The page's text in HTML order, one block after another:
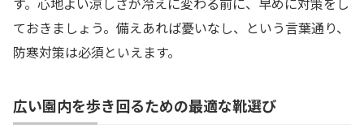
ておきましょう。備えあれば憂いなし、という言葉通り、
防寒対策は必須といえます。
広い園内を歩き回るための最適な靴選び